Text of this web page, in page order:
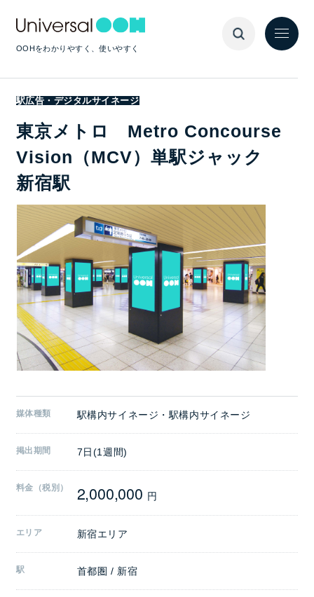
OOHをわかりやすく、使いやすく
駅広告・デジタルサイネージ
東京メトロ Metro Concourse
Vision（MCV）単駅ジャック
新宿駅
媒体種類 駅構内サイネージ・駅構内サイネージ
掲出期間 7日(1週間)
料金（税別） 2,000,000 円
エリア 新宿エリア
駅 首都圏 / 新宿